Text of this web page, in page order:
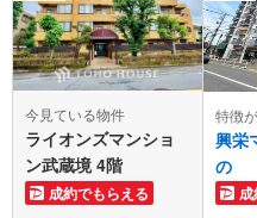
今見ている物件
ライオンズマンショ
ン武蔵境 4階
成約でもらえる
特徴
興栄
の
成